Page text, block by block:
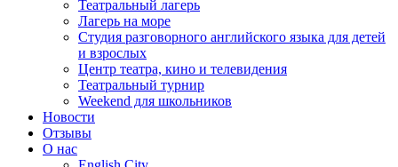
Театральный лагерь
Лагерь на море
Студия разговорного английского языка для детей
и взрослых
Центр театра, кино и телевидения
Театральный турнир
Weekend для школьников
Новости
Отзывы
О нас